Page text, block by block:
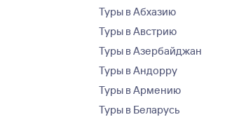
Туры в Абхазию
Туры в Австрию
Туры в Азербайджан
Туры в Андорру
Туры в Армению
Туры в Беларусь